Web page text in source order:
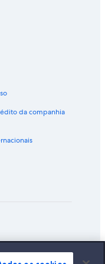
da companhia